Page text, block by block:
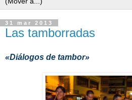
31 mar 2013
Las tamborradas
«Diálogos de tambor»